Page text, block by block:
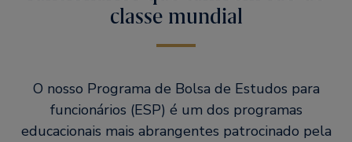
classe mundial
O nosso Programa de Bolsa de Estudos para
funcionários (ESP) é um dos programas
educacionais mais abrangentes patrocinado pela